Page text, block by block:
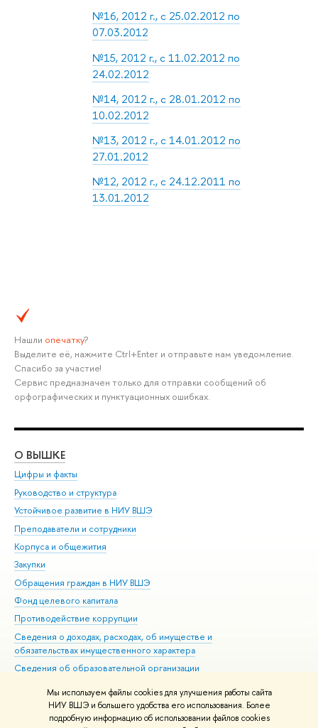
Мы используем файлы cookies для улучшения работы сайта
НИУ ВШЭ и большего удобства его использования. Более
подробную информацию об использовании файлов cookies
№16, 2012 г., с 25.02.2012 по
07.03.2012
№15, 2012 г., с 11.02.2012 по
24.02.2012
№14, 2012 г., с 28.01.2012 по
10.02.2012
№13, 2012 г., с 14.01.2012 по
27.01.2012
№12, 2012 г., с 24.12.2011 по
13.01.2012
Нашли опечатку?
Выделите её, нажмите Ctrl+Enter и отправьте нам уведомление.
Спасибо за участие!
Сервис предназначен только для отправки сообщений об
орфографических и пунктуационных ошибках.
О ВЫШКЕ
Цифры и факты
Руководство и структура
Устойчивое развитие в НИУ ВШЭ
Преподаватели и сотрудники
Корпуса и общежития
Закупки
Обращения граждан в НИУ ВШЭ
Фонд целевого капитала
Противодействие коррупции
Сведения о доходах, расходах, об имуществе и
обязательствах имущественного характера
Сведения об образовательной организации
Людям с ограниченными возможностями здоровья
Единая платежная страница
Работа в Вышке